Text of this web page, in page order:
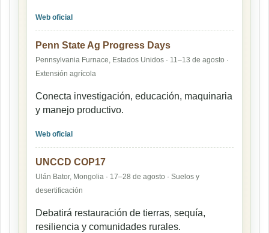
Web oficial
Penn State Ag Progress Days
Pennsylvania Furnace, Estados Unidos · 11–13 de agosto ·
Extensión agrícola
Conecta investigación, educación, maquinaria
y manejo productivo.
Web oficial
UNCCD COP17
Ulán Bator, Mongolia · 17–28 de agosto · Suelos y
desertificación
Debatirá restauración de tierras, sequía,
resiliencia y comunidades rurales.